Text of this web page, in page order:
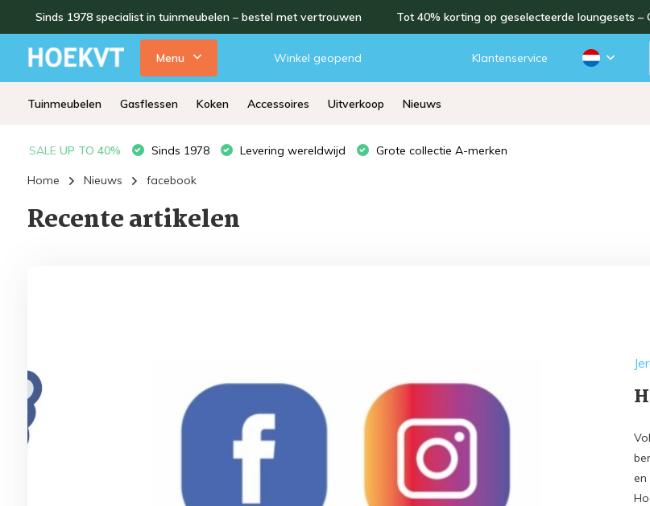
Sinds 1978 specialist in tuinmeubelen – bestel met vertrouwen Tot 40% korting op geselecteerde loungesets –
Menu Winkel geopend Klantenservice
Tuinmeubelen Gasflessen Koken Accessoires Uitverkoop Nieuws
SALE UP TO 40% Sinds 1978 Levering wereldwijd Grote collectie A-merken
Home Nieuws facebook
Recente artikelen
en